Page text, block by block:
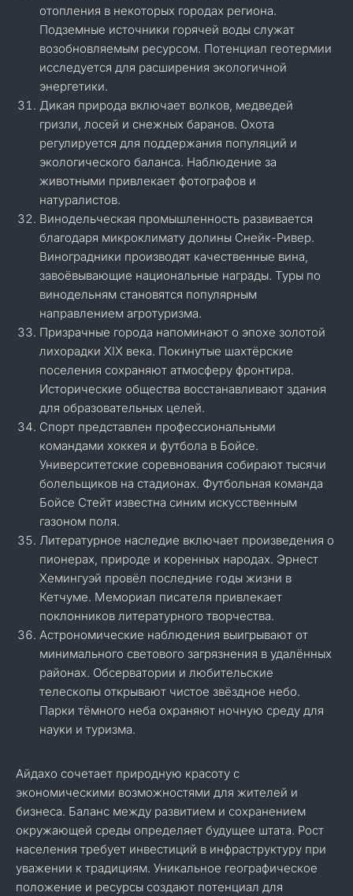
отопления в некоторых городах региона.
Подземные источники горячей воды служат
возобновляемым ресурсом. Потенциал геотермии
исследуется для расширения экологичной
энергетики.
Дикая природа включает волков, медведей
гризли, лосей и снежных баранов. Охота
регулируется для поддержания популяций и
экологического баланса. Наблюдение за
животными привлекает фотографов и
натуралистов.
Винодельческая промышленность развивается
благодаря микроклимату долины Снейк-Ривер.
Виноградники производят качественные вина,
завоёвывающие национальные награды. Туры по
винодельням становятся популярным
направлением агротуризма.
Призрачные города напоминают о эпохе золотой
лихорадки XIX века. Покинутые шахтёрские
поселения сохраняют атмосферу фронтира.
Исторические общества восстанавливают здания
для образовательных целей.
Спорт представлен профессиональными
командами хоккея и футбола в Бойсе.
Университетские соревнования собирают тысячи
болельщиков на стадионах. Футбольная команда
Бойсе Стейт известна синим искусственным
газоном поля.
Литературное наследие включает произведения о
пионерах, природе и коренных народах. Эрнест
Хемингуэй провёл последние годы жизни в
Кетчуме. Мемориал писателя привлекает
поклонников литературного творчества.
Астрономические наблюдения выигрывают от
минимального светового загрязнения в удалённых
районах. Обсерватории и любительские
телескопы открывают чистое звёздное небо.
Парки тёмного неба охраняют ночную среду для
науки и туризма.
Айдахо сочетает природную красоту с
экономическими возможностями для жителей и
бизнеса. Баланс между развитием и сохранением
окружающей среды определяет будущее штата. Рост
населения требует инвестиций в инфраструктуру при
уважении к традициям. Уникальное географическое
положение и ресурсы создают потенциал для